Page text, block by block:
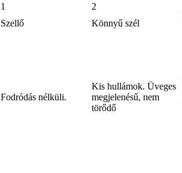
1 2
Szellő Könnyű szél
Fodródás nélküli.
Kis hullámok. Üveges
megjelenésű, nem
törődő